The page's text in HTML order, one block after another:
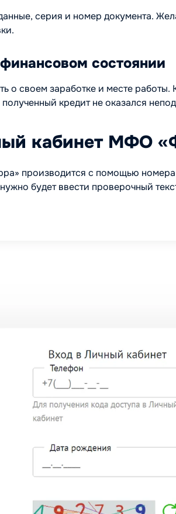
серия и номер документа.
состоянии
о своем заработке и месте
полученный кредит не оказался
кабинет МФО
производится с помощью
будет ввести проверочный